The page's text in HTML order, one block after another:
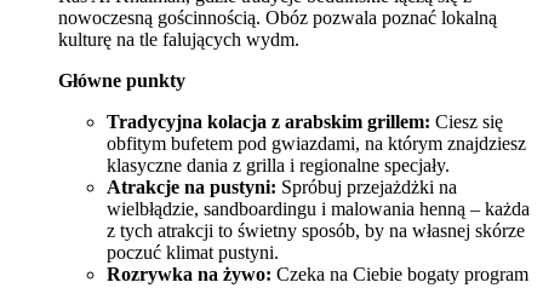
nowoczesną gościnnością. Obóz pozwala poznać lokalną
kulturę na tle falujących wydm.
Główne punkty
Tradycyjna kolacja z arabskim grillem: Ciesz się
obfitym bufetem pod gwiazdami, na którym znajdziesz
klasyczne dania z grilla i regionalne specjały.
Atrakcje na pustyni: Spróbuj przejażdżki na
wielbłądzie, sandboardingu i malowania henną – każda
z tych atrakcji to świetny sposób, by na własnej skórze
poczuć klimat pustyni.
Rozrywka na żywo: Czeka na Ciebie bogaty program